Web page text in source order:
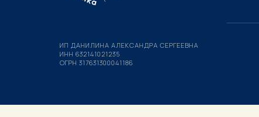
ИП ДАНИЛИНА АЛЕКСАНДРА СЕРГЕЕВНА
ИНН 632141021235
ОГРН 317631300041186